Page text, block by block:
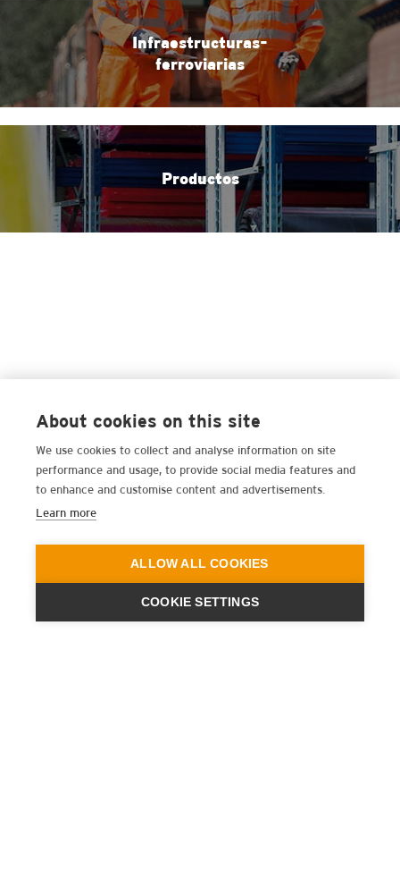
Infraestructuras-
ferroviarias
Productos
About cookies on this site
We use cookies to collect and analyse information on site
performance and usage, to provide social media features and
to enhance and customise content and advertisements.
Learn more
ALLOW ALL COOKIES
COOKIE SETTINGS